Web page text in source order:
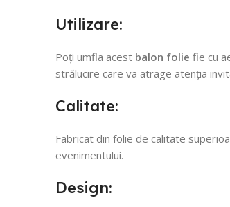
Utilizare:
Poți umfla acest balon folie fie cu
strălucire care va atrage atenția
Calitate:
Fabricat din folie de calitate
evenimentului.
Design: